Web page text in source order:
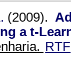
(2009).
a t-
RTF